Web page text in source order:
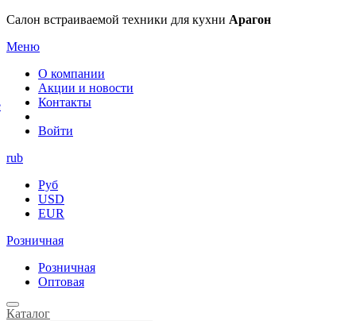
Салон встраиваемой техники для кухни Арагон
Меню
О компании
Акции и новости
Контакты
Войти
rub
Руб
USD
EUR
Розничная
Розничная
Оптовая
Каталог